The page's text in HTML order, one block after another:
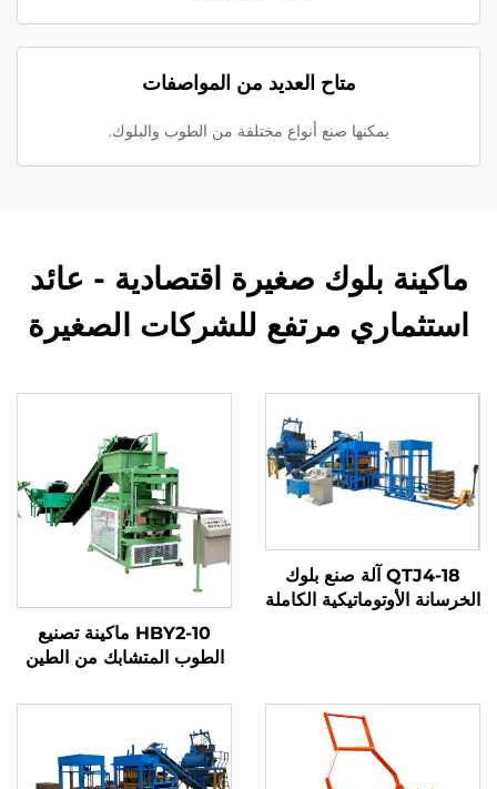
متاح العديد من المواصفات
يمكنها صنع أنواع مختلفة من الطوب والبلوك.
ماكينة بلوك صغيرة اقتصادية - عائد
استثماري مرتفع للشركات الصغيرة
QTJ4-18 آلة صنع بلوك
الخرسانة الأوتوماتيكية الكاملة
HBY2-10 ماكينة تصنيع
الطوب المتشابك من الطين